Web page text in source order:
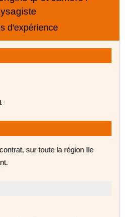
d'expérience
sur toute la région Ile